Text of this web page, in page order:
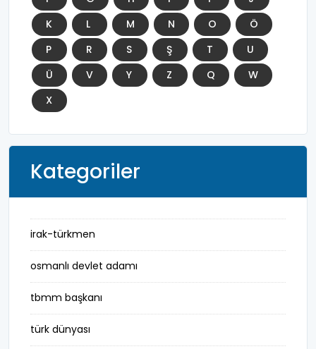
K
L M N O
Ö
P
R S Ş T
U
Ü
V Y Z Q
W
X
Kategoriler
irak-türkmen
osmanlı devlet adamı
tbmm başkanı
türk dünyası